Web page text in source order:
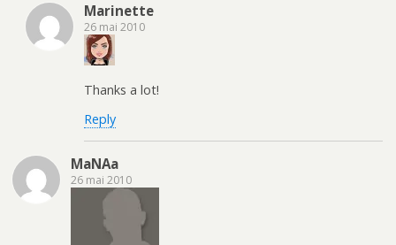
Marinette
26 mai 2010
Thanks a lot!
Reply
MaNAa
26 mai 2010